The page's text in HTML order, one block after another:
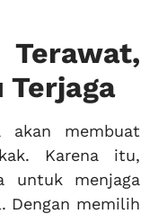
Terjaga
akan membuat
Karena itu,
untuk menjaga
Dengan memilih